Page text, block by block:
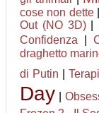
cose non dette|
Out (NO 3D)|
Confidenza
draghetto
di Putin
Day |